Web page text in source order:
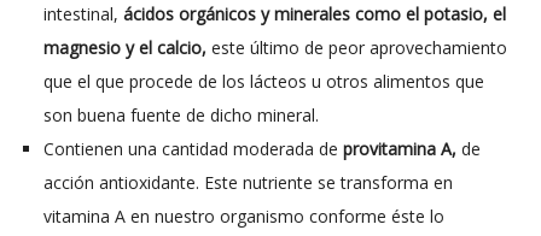
intestinal, ácidos orgánicos y minerales como el potasio, el
magnesio y el calcio, este último de peor aprovechamiento
que el que procede de los lácteos u otros alimentos que
son buena fuente de dicho mineral.
Contienen una cantidad moderada de provitamina A, de
acción antioxidante. Este nutriente se transforma en
vitamina A en nuestro organismo conforme éste lo